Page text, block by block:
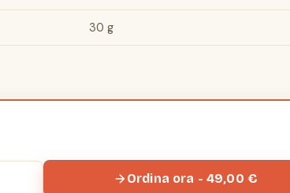
30 g
Ordina ora - 49,00 €